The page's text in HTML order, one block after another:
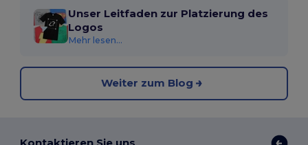
Unser Leitfaden zur Platzierung des
Logos
Mehr lesen...
Weiter zum Blog